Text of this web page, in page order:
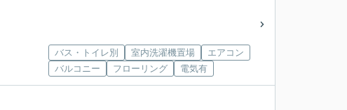
バス・トイレ別 室内洗濯機置場
エアコン
バルコニー
フローリング 電気有